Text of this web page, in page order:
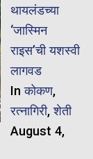
थायलंडच्या
‘जास्मिन
राइस’ची यशस्वी
लागवड
Inकोकण,
रत्नागिरी,शेती
August 4,